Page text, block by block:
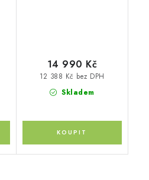
Skladem
12 388 Kč bez DPH
14 990 Kč